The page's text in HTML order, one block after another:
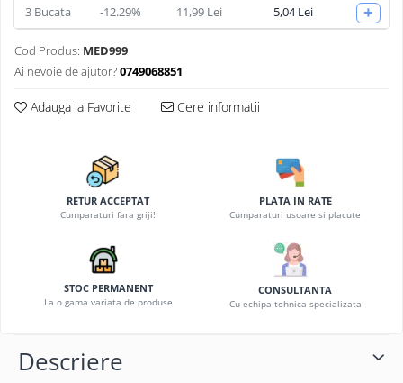
3 Bucata -12.29% 11,99 Lei 5,04 Lei +
Cod Produs: MED999
Ai nevoie de ajutor?0749068851
Adauga la Favorite Cere informatii
RETUR ACCEPTAT
Cumparaturi fara griji!
PLATA IN RATE
Cumparaturi usoare si placute
STOC PERMANENT
La o gama variata de produse
CONSULTANTA
Cu echipa tehnica specializata
Descriere